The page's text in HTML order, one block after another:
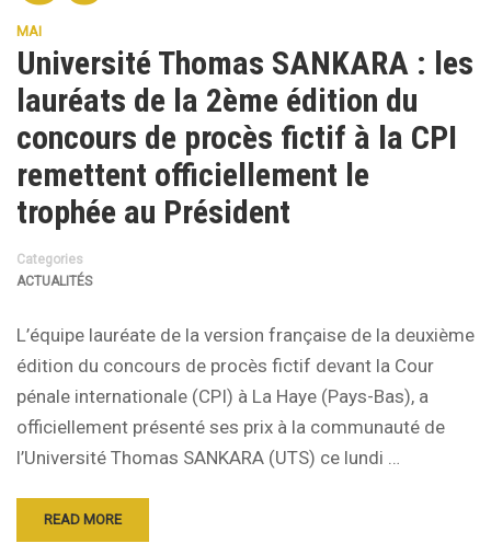
MAI
Université Thomas SANKARA : les
lauréats de la 2ème édition du
concours de procès fictif à la CPI
remettent officiellement le
trophée au Président
Categories
ACTUALITÉS
L’équipe lauréate de la version française de la deuxième
édition du concours de procès fictif devant la Cour
pénale internationale (CPI) à La Haye (Pays-Bas), a
officiellement présenté ses prix à la communauté de
l’Université Thomas SANKARA (UTS) ce lundi …
READ MORE